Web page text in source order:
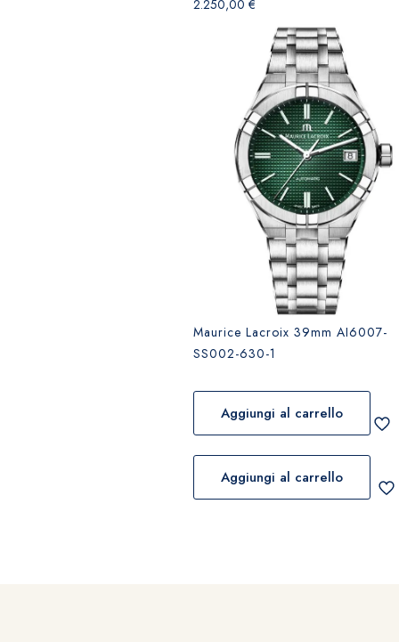
2.250,00 €
Maurice Lacroix 39mm AI6007-
SS002-630-1
Aggiungi al carrello
Aggiungi al carrello